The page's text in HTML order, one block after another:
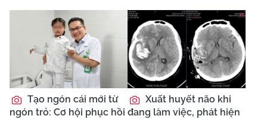
Tạo ngón cái mới từ
ngón trỏ: Cơ hội phục hồi
Xuất huyết não khi
đang làm việc, phát hiện